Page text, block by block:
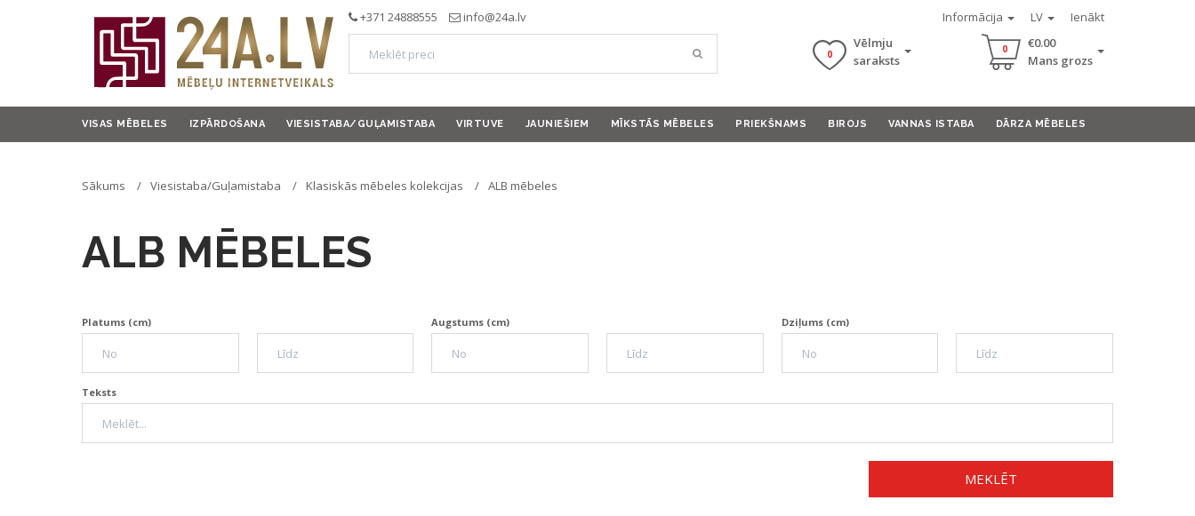
Informācija LV Ienākt
+371 24888555 info@24a.lv
0
Vēlmju
saraksts
0
€0.00
Mans grozs
VISAS MĒBELES IZPĀRDOŠANA VIESISTABA/GUĻAMISTABA VIRTUVE JAUNIEŠIEM MĪKSTĀS MĒBELES PRIEKŠNAMS BIROJS VANNAS ISTABA DĀRZA MĒBELES
Sākums Viesistaba/Guļamistaba Klasiskās mēbeles kolekcijas ALB mēbeles
ALB MĒBELES
Platums (cm) Augstums (cm) Dziļums (cm)
Teksts
MEKLĒT